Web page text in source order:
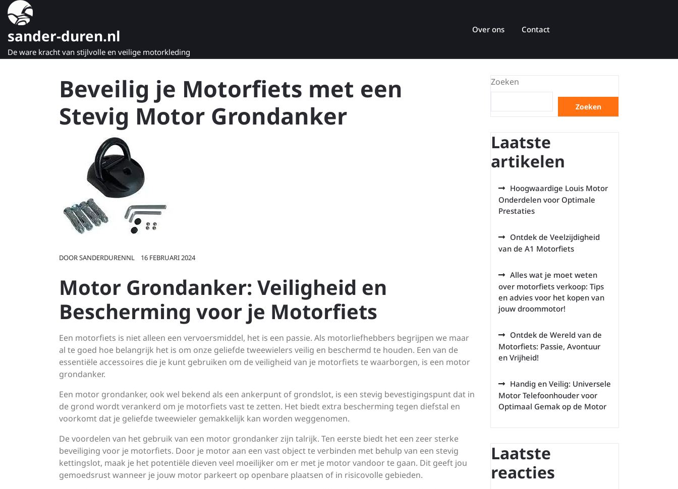
Naar
de
gaansander-duren.nl
De ware kracht van stijlvolle en veilige motorkleding
Over ons Contact
Beveilig je Motorfiets met een
Stevig Motor Grondanker
DOORSANDERDURENNL 16 FEBRUARI 2024
Motor Grondanker: Veiligheid en
Bescherming voor je Motorfiets
Een motorfiets is niet alleen een vervoersmiddel, het is een passie. Als motorliefhebbers begrijpen we maar
al te goed hoe belangrijk het is om onze geliefde tweewielers veilig en beschermd te houden. Een van de
essentiële accessoires die je kunt gebruiken om de veiligheid van je motorfiets te waarborgen, is een motor
grondanker.
Een motor grondanker, ook wel bekend als een ankerpunt of grondslot, is een stevig bevestigingspunt dat in
de grond wordt verankerd om je motorfiets vast te zetten. Het biedt extra bescherming tegen diefstal en
voorkomt dat je geliefde tweewieler gemakkelijk kan worden weggenomen.
De voordelen van het gebruik van een motor grondanker zijn talrijk. Ten eerste biedt het een zeer sterke
beveiliging voor je motorfiets. Door je motor aan een vast object te verbinden met behulp van een stevig
kettingslot, maak je het potentiële dieven veel moeilijker om er met je motor vandoor te gaan. Dit geeft jou
gemoedsrust wanneer je jouw motor parkeert op openbare plaatsen of in risicovolle gebieden.
Zoeken
Zoeken
Laatste
artikelen
Hoogwaardige Louis Motor
Onderdelen voor Optimale
Prestaties
Ontdek de Veelzijdigheid
van de A1 Motorfiets
Alles wat je moet weten
over motorfiets verkoop: Tips
en advies voor het kopen van
jouw droommotor!
Ontdek de Wereld van de
Motorfiets: Passie, Avontuur
en Vrijheid!
Handig en Veilig: Universele
Motor Telefoonhouder voor
Optimaal Gemak op de Motor
Laatste
reacties